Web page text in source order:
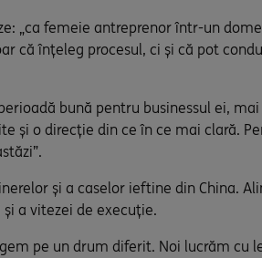
„ca femeie antreprenor într-un
că înțeleg procesul, ci și că pot
bună pentru businessul ei,
și o direcție din ce în ce mai clară.
și a caselor ieftine din China.
a vitezei de execuție.
pe un drum diferit. Noi lucrăm cu